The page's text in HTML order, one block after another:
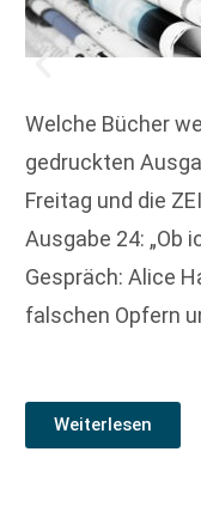
Welche Bücher
gedruckten
Freitag und die
Ausgabe 24: „Ob
Gespräch: Alice
falschen Opfern
Weiterlesen